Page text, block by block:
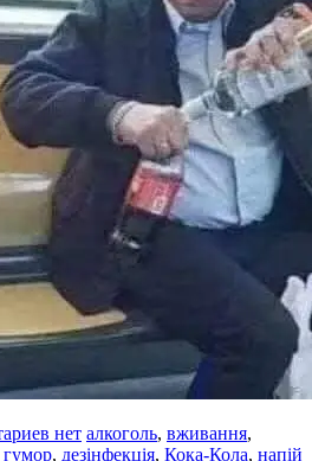
нет алкоголь, вживання,
гумор, дезінфекція, Кока-Кола, напій